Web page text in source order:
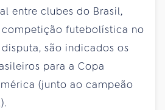
entre clubes do Brasil,
futebolística no
são indicados os
para a Copa
(junto ao campeão